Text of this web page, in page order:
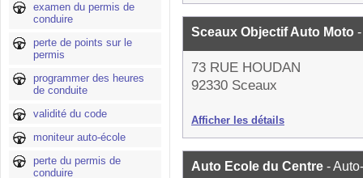
examen du permis de
conduire
perte de points sur le
permis
programmer des heures
de conduite
validité du code
moniteur auto-école
perte du permis de
conduire
Sceaux Objectif Auto Moto
73 RUE HOUDAN
92330 Sceaux
Afficher les détails
Auto Ecole du Centre -